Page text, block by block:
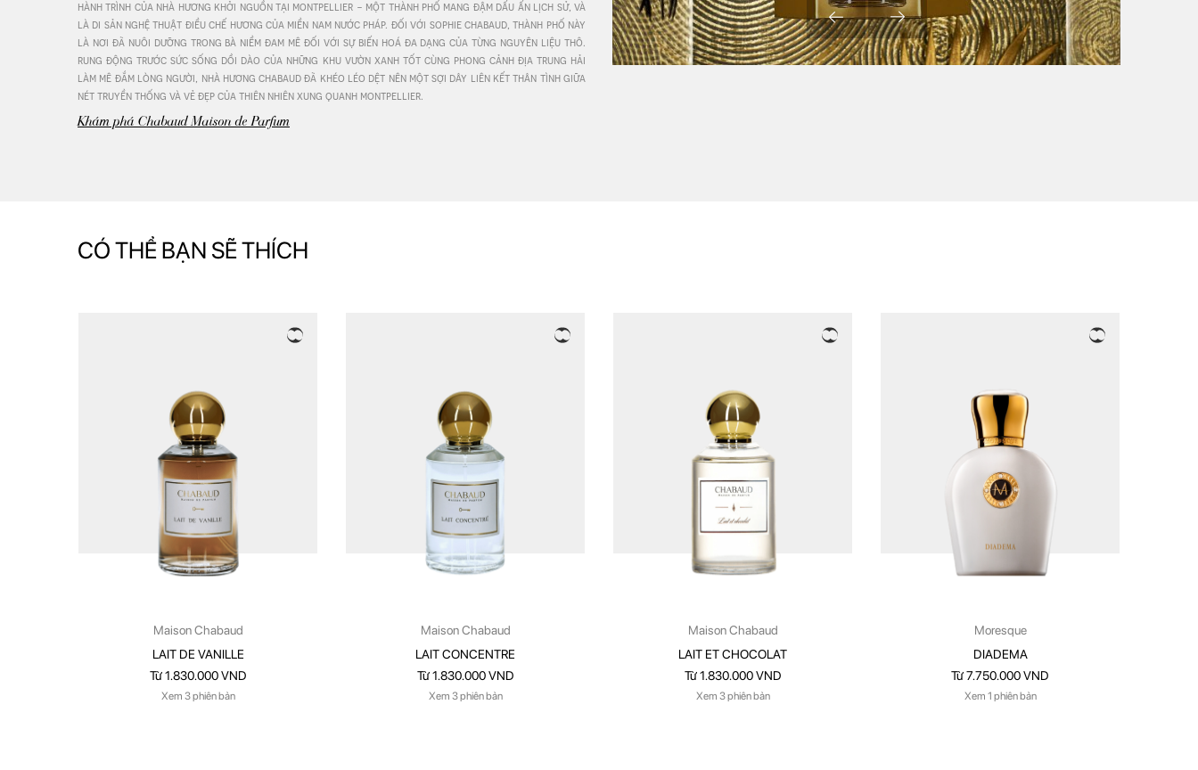
hành trình của nhà hương khởi nguồn tại montpellier - một thành phố mang đậm dấu ấn lịch sử, và
là di sản nghệ thuật điều chế hương của miền nam nước pháp. đối với sophie chabaud, thành phố này
là nơi đã nuôi dưỡng trong bà niềm đam mê đối với sự biến hoá đa dạng của từng nguyên liệu thô.
rung động trước sức sống dồi dào của những khu vườn xanh tốt cùng phong cảnh địa trung hải
làm mê đắm lòng người, nhà hương chabaud đã khéo léo dệt nên một sợi dây liên kết thân tình giữa
nét truyền thống và vẻ đẹp của thiên nhiên xung quanh montpellier.
Khám phá Chabaud Maison de Parfum
Prev
CÓ THỂ BẠN SẼ THÍCH
Maison Chabaud
LAIT DE VANILLE
Từ 1.830.000 VND
Xem 3 phiên bản
Maison Chabaud
LAIT CONCENTRE
Từ 1.830.000 VND
Xem 3 phiên bản
Maison Chabaud
LAIT ET CHOCOLAT
Từ 1.830.000 VND
Xem 3 phiên bản
Moresque
DIADEMA
Từ 7.750.000 VND
Xem 1 phiên bản